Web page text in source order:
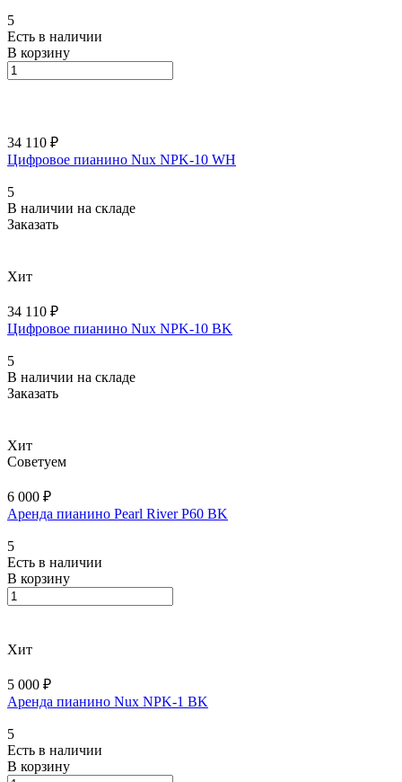
5
Есть в наличии
В корзину
34 110 ₽
Цифровое пианино Nux NPK-10 WH
5
В наличии на складе
Заказать
Хит
34 110 ₽
Цифровое пианино Nux NPK-10 BK
5
В наличии на складе
Заказать
Хит
Советуем
6 000 ₽
Аренда пианино Pearl River P60 BK
5
Есть в наличии
В корзину
Хит
5 000 ₽
Аренда пианино Nux NPK-1 BK
5
Есть в наличии
В корзину